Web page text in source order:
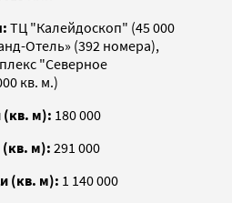
ТЦ "Калейдоскоп" (45 000
Отель» (392 номера),
"Северное
кв. м.)
(кв. м): 180 000
м): 291 000
(кв. м): 1 140 000